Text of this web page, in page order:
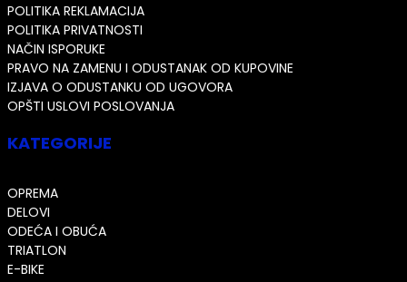
POLITIKA REKLAMACIJA
POLITIKA PRIVATNOSTI
NAČIN ISPORUKE
PRAVO NA ZAMENU I ODUSTANAK OD KUPOVINE
IZJAVA O ODUSTANKU OD UGOVORA
OPŠTI USLOVI POSLOVANJA
KATEGORIJE
OPREMA
DELOVI
ODEĆA I OBUĆA
TRIATLON
E-BIKE